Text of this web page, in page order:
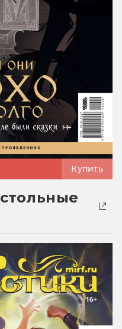
Купить